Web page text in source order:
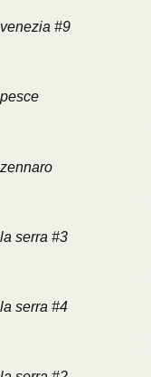
venezia #9
pesce
zennaro
la serra #3
la serra #4